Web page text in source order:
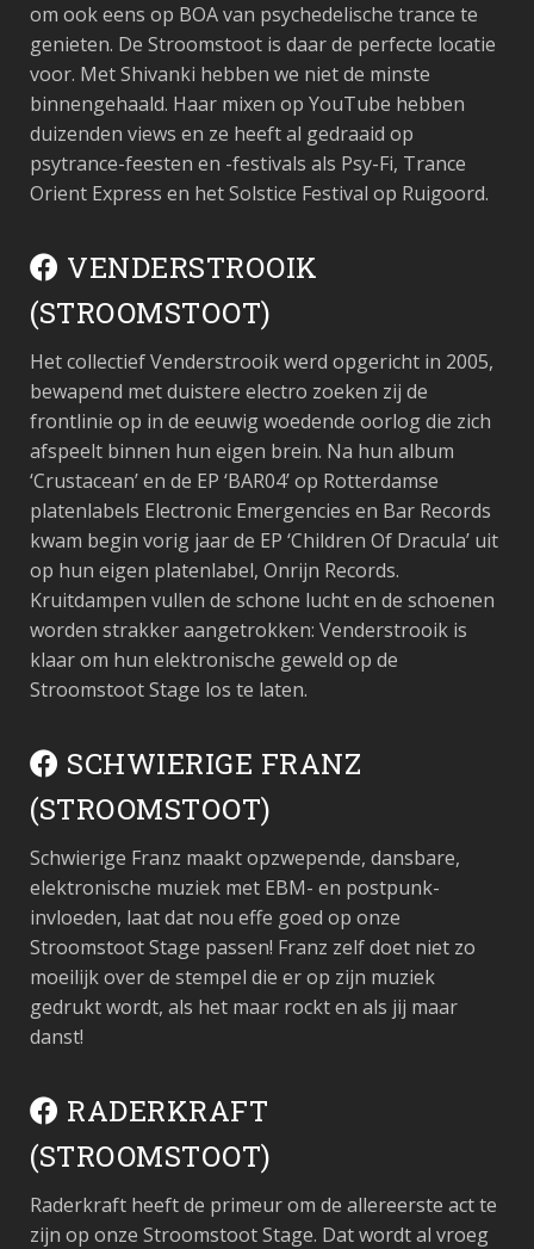
om ook eens op BOA van psychedelische trance te
genieten. De Stroomstoot is daar de perfecte locatie
voor. MetShivanki hebben we niet de minste
binnengehaald. Haar mixen op YouTube hebben
duizenden views en ze heeft al gedraaid op
psytrance-feesten en -festivals als Psy-Fi, Trance
Orient Express en het Solstice Festival op Ruigoord.
VENDERSTROOIK
(STROOMSTOOT)
Het collectief Venderstrooik werd opgericht in 2005,
bewapend met duistere electro zoeken zij de
frontlinie op in de eeuwig woedende oorlog die zich
afspeelt binnen hun eigen brein. Na hun album
‘Crustacean’ en de EP ‘BAR04’ op Rotterdamse
platenlabels Electronic Emergencies en Bar Records
kwam begin vorig jaar de EP ‘Children Of Dracula’ uit
op hun eigen platenlabel, Onrijn Records.
Kruitdampen vullen de schone lucht en de schoenen
worden strakker aangetrokken: Venderstrooik is
klaar om hun elektronische geweld op de
Stroomstoot Stage los te laten.
SCHWIERIGE FRANZ
(STROOMSTOOT)
Schwierige Franz maakt opzwepende, dansbare,
elektronische muziek met EBM- en postpunk-
invloeden, laat dat nou effe goed op onze
Stroomstoot Stage passen! Franz zelf doet niet zo
moeilijk over de stempel die er op zijn muziek
gedrukt wordt, als het maar rockt en als jij maar
danst!
RADERKRAFT
(STROOMSTOOT)
Raderkraft heeft de primeur om de allereerste act te
zijn op onze Stroomstoot Stage. Dat wordt al vroeg